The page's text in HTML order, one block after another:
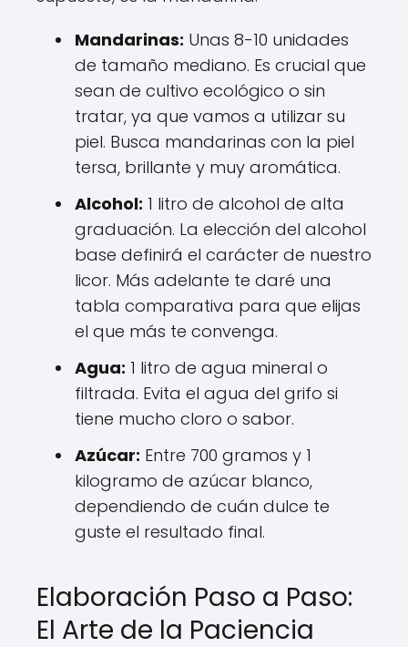
Mandarinas: Unas 8-10 unidades
de tamaño mediano. Es crucial que
sean de cultivo ecológico o sin
tratar, ya que vamos a utilizar su
piel. Busca mandarinas con la piel
tersa, brillante y muy aromática.
Alcohol: 1 litro de alcohol de alta
graduación. La elección del alcohol
base definirá el carácter de nuestro
licor. Más adelante te daré una
tabla comparativa para que elijas
el que más te convenga.
Agua: 1 litro de agua mineral o
filtrada. Evita el agua del grifo si
tiene mucho cloro o sabor.
Azúcar: Entre 700 gramos y 1
kilogramo de azúcar blanco,
dependiendo de cuán dulce te
guste el resultado final.
Elaboración Paso a Paso:
El Arte de la Paciencia